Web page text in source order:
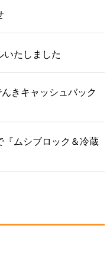
いたしました
きキャッシュバック
『ムシブロック＆冷蔵